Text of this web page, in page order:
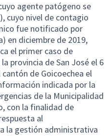
agente patógeno se
cuyo nivel de contagio
fue notificado por
en diciembre de 2019,
el primer caso de
provincia de San José el 6
de Goicoechea el
indicada por la
de la Municipalidad
con la finalidad de
al
la gestión administrativa